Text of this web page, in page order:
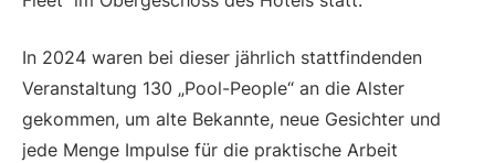
In 2024 waren bei dieser jährlich stattfindenden
Veranstaltung 130 „Pool-People“ an die Alster
gekommen, um alte Bekannte, neue Gesichter und
jede Menge Impulse für die praktische Arbeit